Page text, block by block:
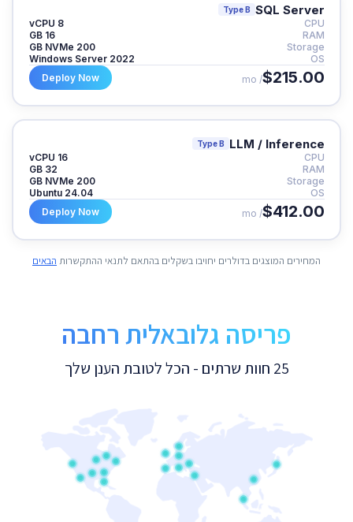
SQL Server
Type B
CPU
8 vCPU
RAM
16 GB
Storage
200 GB NVMe
OS
Windows Server 2022
$215.00
/ mo
Deploy Now
LLM / Inference
Type B
CPU
16 vCPU
RAM
32 GB
Storage
200 GB NVMe
OS
Ubuntu 24.04
$412.00
/ mo
Deploy Now
המחירים המוצגים בדולרים יחויבו בשקלים בהתאם לתנאי ההתקשרות הבאים
פריסה גלובאלית רחבה
25 חוות שרתים - הכל לטובת הענן שלך